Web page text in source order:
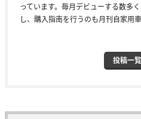
っています。毎月デビューする数多
し、購入指南を行うのも月刊自家用車
投稿一